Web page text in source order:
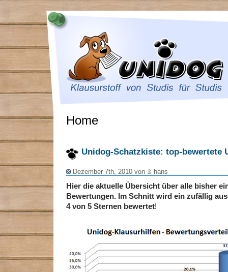
Home
Unidog-Schatzkiste: top-bewertete
Dezember 7th, 2010 von hans
Hier die aktuelle Übersicht über alle bisher
Bewertungen. Im Schnitt wird ein zufällig
4 von 5 Sternen bewertet!